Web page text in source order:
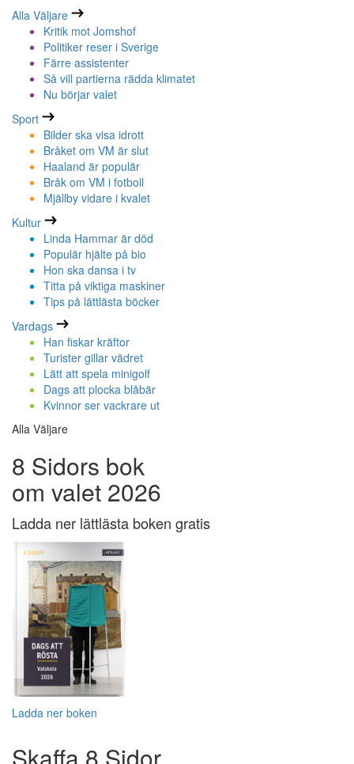
Alla Väljare
Kritik mot Jomshof
Politiker reser i Sverige
Färre assistenter
Så vill partierna rädda klimatet
Nu börjar valet
Sport
Bilder ska visa idrott
Bråket om VM är slut
Haaland är populär
Bråk om VM i fotboll
Mjällby vidare i kvalet
Kultur
Linda Hammar är död
Populär hjälte på bio
Hon ska dansa i tv
Titta på viktiga maskiner
Tips på lättlästa böcker
Vardags
Han fiskar kräftor
Turister gillar vädret
Lätt att spela minigolf
Dags att plocka blåbär
Kvinnor ser vackrare ut
Alla Väljare
8 Sidors bok
om valet 2026
Ladda ner lättlästa boken gratis
Ladda ner boken